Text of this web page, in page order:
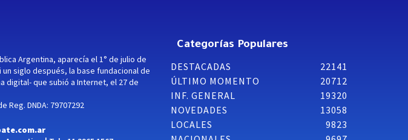
Argentina, aparecía el 1° de julio de
siglo después, la base fundacional de
digital- que subió a Internet, el 27 de
Reg. DNDA: 79707292
Categorías Populares
DESTACADAS
22141
ÚLTIMO MOMENTO
20712
INF. GENERAL
19320
NOVEDADES
13058
LOCALES
9823